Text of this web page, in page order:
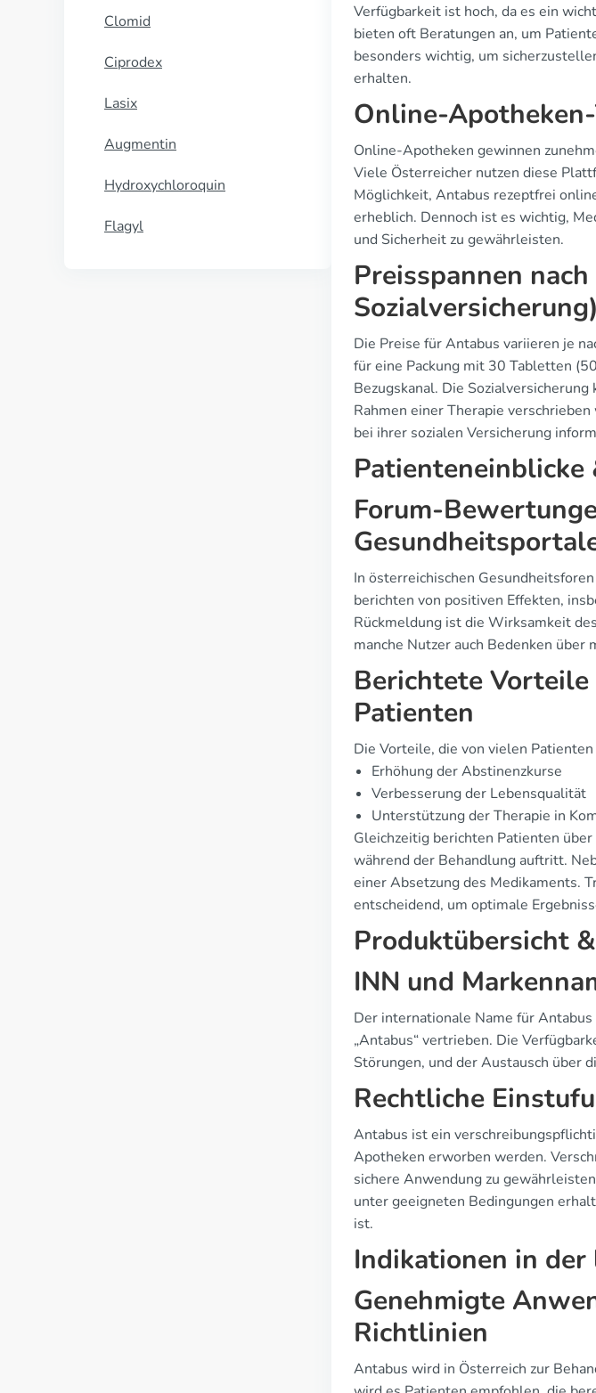
Clomid
Ciprodex
Lasix
Augmentin
Hydroxychloroquin
Flagyl
Verfügbarkeit ist hoch, da es ein
bieten oft Beratungen an, um
besonders wichtig, um
erhalten.
Online-
Online-Apotheken gewinnen
Viele Österreicher nutzen diese
Möglichkeit, Antabus rezeptfrei
erheblich. Dennoch ist es wichtig,
und Sicherheit zu gewährleisten.
Preisspannen
Sozialversicherung)
Die Preise für Antabus variieren je
für eine Packung mit 30 Tabletten
Bezugskanal. Die
Rahmen einer Therapie
bei ihrer sozialen Versicherung
Patienteneinblicke
Forum-
In österreichischen
berichten von positiven Effekten,
Rückmeldung ist die Wirksamkeit
manche Nutzer auch Bedenken
Berichtete
Patienten
Die Vorteile, die von vielen
Erhöhung der Abstinenzkurse
Verbesserung der Lebensqualität
Unterstützung der Therapie in
Gleichzeitig berichten Patienten
während der Behandlung auftritt.
einer Absetzung des Medikaments.
entscheidend, um optimale
Produktübersicht
INN und
Der internationale Name für
„Antabus“ vertrieben. Die
Störungen, und der Austausch über
Rechtliche
Antabus ist ein
Apotheken erworben werden.
sichere Anwendung zu
unter geeigneten Bedingungen
ist.
Indikationen in
Genehmigte
Richtlinien
Antabus wird in Österreich zur